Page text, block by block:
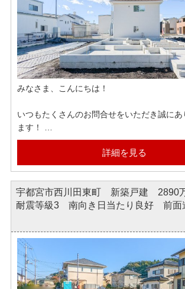
弊社では各ポータルサイトへ掲載されている
ご紹介可能でございます。
もしインターネットで気になる物件がござ
お気軽にお申しつけくださいませ。
みなさま、こんにちは！
いつもたくさんのお問合せをいただき誠に
ます！
本日のおすすめ物件は【サーパスザ・タワ
万円】です！
☆JR宇都宮駅徒歩約6分☆免震構造マンショ
便利☆小学校まで徒歩約9分☆
☆オーナーズラウンジ完備☆顔認証システム
ぜひご覧ください！！
弊社では各ポータルサイトへ掲載されてい
ご紹介可能でございます。
詳細を見る
宇都宮市西川田東町 新築戸建
耐震等級3 南向き日当たり良好 前面